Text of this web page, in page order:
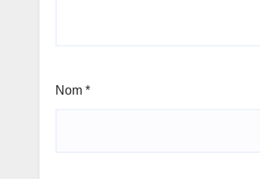
Nom *